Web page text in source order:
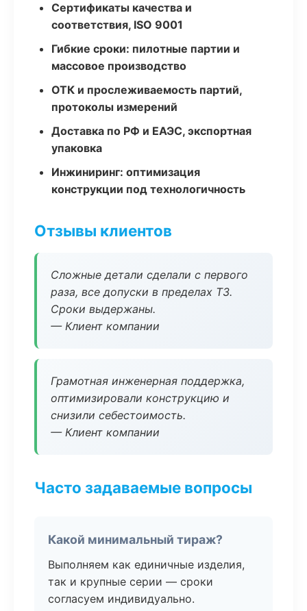
Сертификаты качества и
соответствия, ISO 9001
Гибкие сроки: пилотные партии и
массовое производство
ОТК и прослеживаемость партий,
протоколы измерений
Доставка по РФ и ЕАЭС, экспортная
упаковка
Инжиниринг: оптимизация
конструкции под технологичность
Отзывы клиентов
Сложные детали сделали с первого
раза, все допуски в пределах ТЗ.
Сроки выдержаны.
— Клиент компании
Грамотная инженерная поддержка,
оптимизировали конструкцию и
снизили себестоимость.
— Клиент компании
Часто задаваемые вопросы
Какой минимальный тираж?
Выполняем как единичные изделия,
так и крупные серии — сроки
согласуем индивидуально.